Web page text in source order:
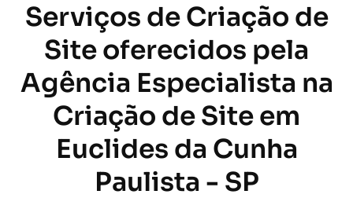
Serviços de Criação de
Site oferecidos pela
Agência Especialista na
Criação de Site em
Euclides da Cunha
Paulista - SP